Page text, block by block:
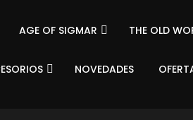
AGE OF SIGMAR THE OLD
NOVEDADES